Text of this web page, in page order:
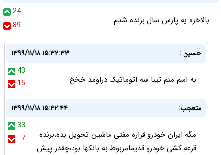
24
89
بالاخره یه پارس سال برنده شدم
حسین :
۱۳۹۹/۱۱/۱۸ ۱۵:۳۲:۳۳
43
15
به اسم منم تیبا سه اتوماتیک دراومد خخخ
متعجب:
۱۳۹۹/۱۱/۱۸ ۱۵:۴۲:۴۴
33
7
مگه ایران خودرو قراره مفتی ماشین تحویل بده،برنده
قرعه کشی خودرو قدیمامربوط به بانکها بود،چقدر پیش